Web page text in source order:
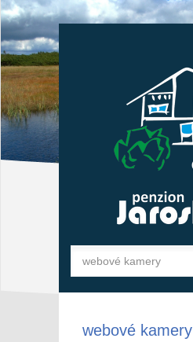
webové kamery